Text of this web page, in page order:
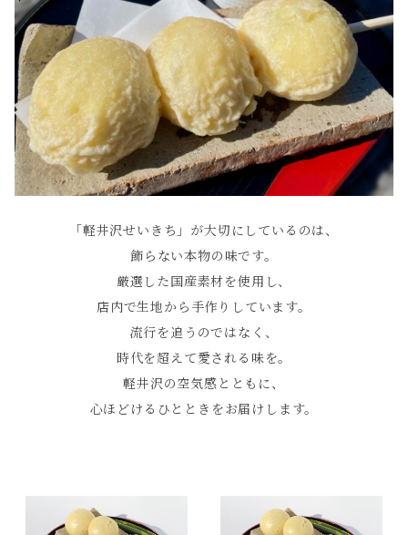
「軽井沢せいきち」が大切にしているのは、
飾らない本物の味です。
厳選した国産素材を使用し、
店内で生地から手作りしています。
流行を追うのではなく、
時代を超えて愛される味を。
軽井沢の空気感とともに、
心ほどけるひとときをお届けします。